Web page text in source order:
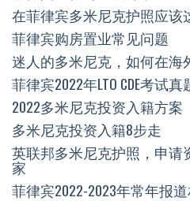
在菲律宾多米尼克护照应该
菲律宾购房置业常见问题
迷人的多米尼克，如何在海
菲律宾2022年LTO CDE考试真
2022多米尼克投资入籍方案
多米尼克投资入籍8步走
英联邦多米尼克护照，申请
家
菲律宾2022-2023年常年报